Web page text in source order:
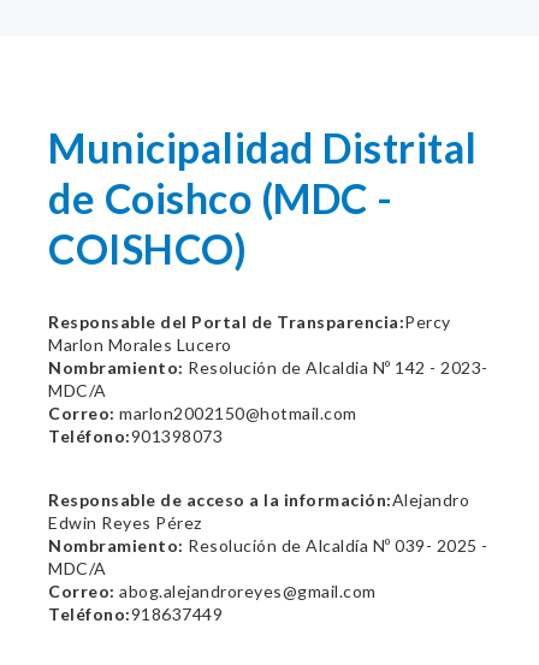
Municipalidad Distrital
de Coishco (MDC -
COISHCO)
Responsable del Portal de Transparencia:Percy
Marlon Morales Lucero
Nombramiento: Resolución de Alcaldia Nº 142 - 2023-
MDC/A
Correo: marlon2002150@hotmail.com
Teléfono:901398073
Responsable de acceso a la información:Alejandro
Edwin Reyes Pérez
Nombramiento: Resolución de Alcaldía Nº 039- 2025 -
MDC/A
Correo: abog.alejandroreyes@gmail.com
Teléfono:918637449